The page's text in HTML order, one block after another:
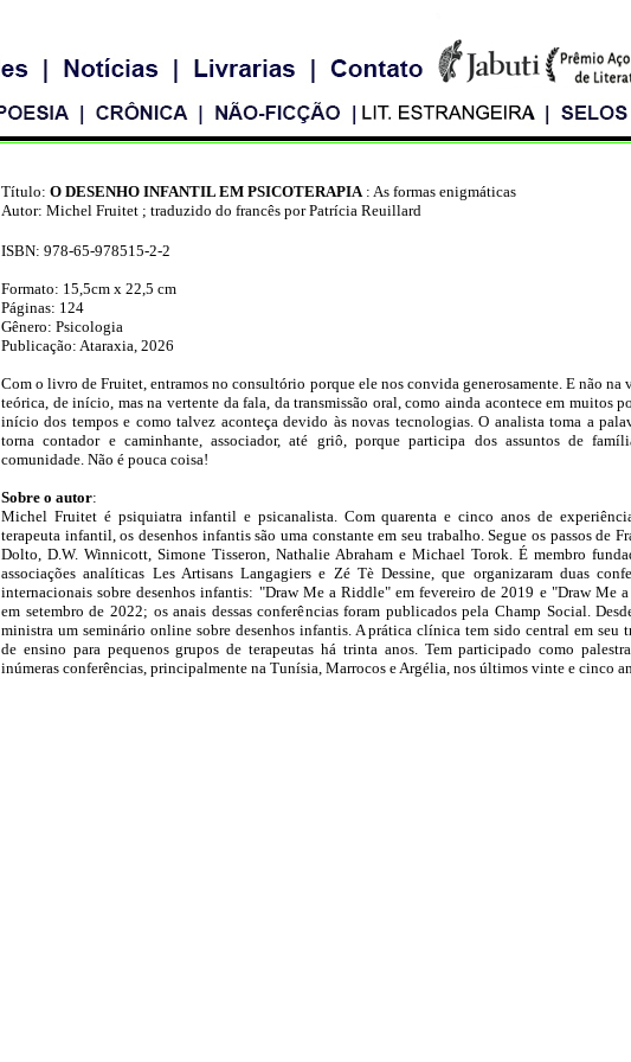
Título: O DESENHO INFANTIL EM PSICOTERAPIA: As formas enigmáticas
Autor: Michel Fruitet ; traduzido do francês por Patrícia Reuillard
ISBN: 978-65-978515-2-2
Formato: 15,5cm x 22,5 cm
Páginas: 124
Gênero: Psicologia
Publicação: Ataraxia, 2026
Com o livro de Fruitet, entramos no consultório porque ele nos convida generosamente. E não na
teórica, de início, mas na vertente da fala, da transmissão oral, como ainda acontece em muitos
início dos tempos e como talvez aconteça devido às novas tecnologias. O analista toma a
torna contador e caminhante, associador, até griô, porque participa dos assuntos de
comunidade. Não é pouca coisa!
Sobre o autor:
Michel Fruitet é psiquiatra infantil e psicanalista. Com quarenta e cinco anos de
terapeuta infantil, os desenhos infantis são uma constante em seu trabalho. Segue os passos de
Dolto, D.W. Winnicott, Simone Tisseron, Nathalie Abraham e Michael Torok. É membro
associações analíticas Les Artisans Langagiers e Zé Tè Dessine, que organizaram duas
internacionais sobre desenhos infantis: "Draw Me a Riddle" em fevereiro de 2019 e "Draw Me
em setembro de 2022; os anais dessas conferências foram publicados pela Champ Social.
ministra um seminário online sobre desenhos infantis. A prática clínica tem sido central em seu
de ensino para pequenos grupos de terapeutas há trinta anos. Tem participado como
inúmeras conferências, principalmente na Tunísia, Marrocos e Argélia, nos últimos vinte e cinco